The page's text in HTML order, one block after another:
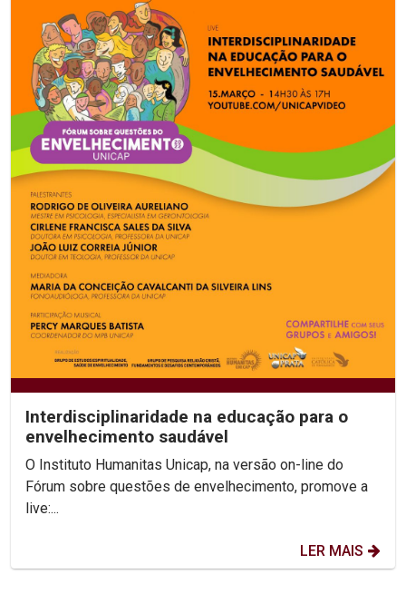
Interdisciplinaridade na educação para o
envelhecimento saudável
O Instituto Humanitas Unicap, na versão on-line do
Fórum sobre questões de envelhecimento, promove a
live:...
LER MAIS